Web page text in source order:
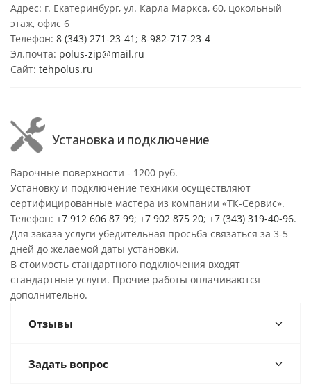
Адрес: г. Екатеринбург, ул. Карла Маркса, 60, цокольный
этаж, офис 6
Телефон: 8 (343) 271-23-41 ; 8-982-717-23-4
Эл.почта: polus-zip@mail.ru
Сайт: tehpolus.ru
Установка и подключение
Варочные поверхности - 1200 руб.
Установку и подключение техники осуществляют
сертифицированные мастера из компании «ТК-Сервис».
Телефон: +7 912 606 87 99; +7 902 875 20; +7 (343) 319-40-96.
Для заказа услуги убедительная просьба связаться за 3-5
дней до желаемой даты установки.
В стоимость стандартного подключения входят
стандартные услуги. Прочие работы оплачиваются
дополнительно.
Отзывы
Задать вопрос